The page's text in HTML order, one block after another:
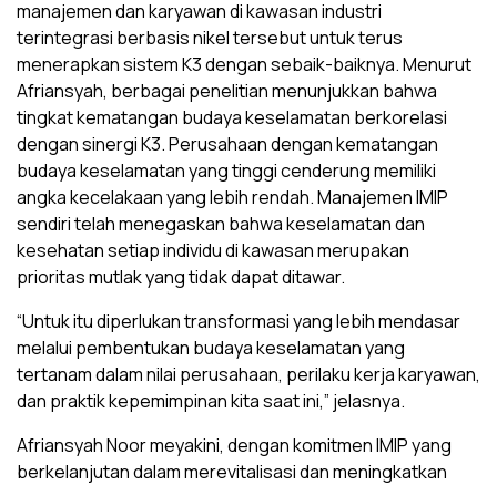
manajemen dan karyawan di kawasan industri
terintegrasi berbasis nikel tersebut untuk terus
menerapkan sistem K3 dengan sebaik-baiknya. Menurut
Afriansyah, berbagai penelitian menunjukkan bahwa
tingkat kematangan budaya keselamatan berkorelasi
dengan sinergi K3. Perusahaan dengan kematangan
budaya keselamatan yang tinggi cenderung memiliki
angka kecelakaan yang lebih rendah. Manajemen IMIP
sendiri telah menegaskan bahwa keselamatan dan
kesehatan setiap individu di kawasan merupakan
prioritas mutlak yang tidak dapat ditawar.
“Untuk itu diperlukan transformasi yang lebih mendasar
melalui pembentukan budaya keselamatan yang
tertanam dalam nilai perusahaan, perilaku kerja karyawan,
dan praktik kepemimpinan kita saat ini,” jelasnya.
Afriansyah Noor meyakini, dengan komitmen IMIP yang
berkelanjutan dalam merevitalisasi dan meningkatkan